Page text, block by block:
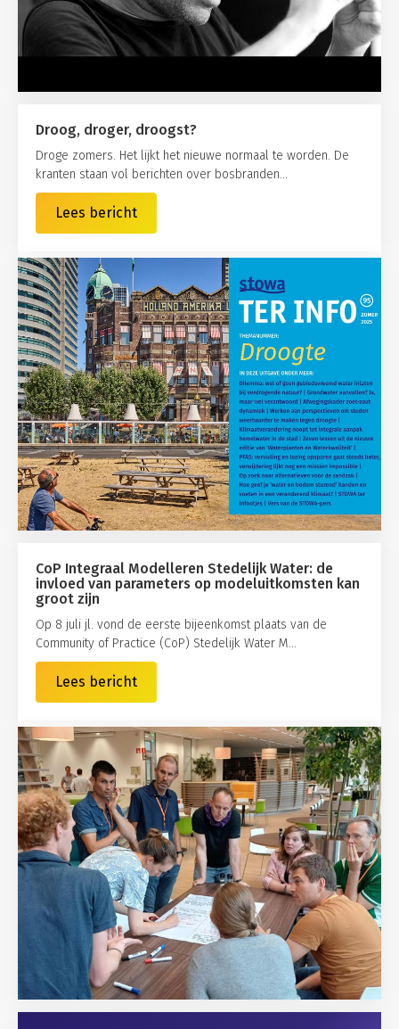
Droog, droger, droogst?
Droge zomers. Het lijkt het nieuwe normaal te worden. De
kranten staan vol berichten over bosbranden...
Lees bericht
CoP Integraal Modelleren Stedelijk Water: de
invloed van parameters op modeluitkomsten kan
groot zijn
Op 8 juli jl. vond de eerste bijeenkomst plaats van de
Community of Practice (CoP) Stedelijk Water M...
Lees bericht